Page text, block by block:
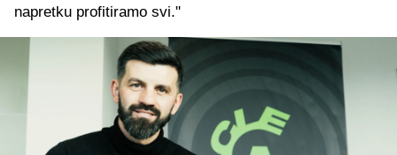
napretku profitiramo svi."